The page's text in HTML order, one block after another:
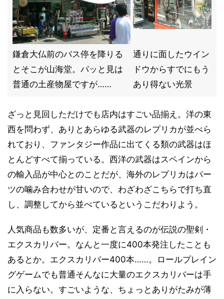
鎌倉大仏前のバス停を降りる
とそこが山海堂。パッと見は
普通の土産物屋ですが……
通りに面したウイン
ドウからすでにもう
あり得ない光景
ざっと見回しただけでも店内はすごい品揃え。洋の東
西を問わず、ありとあらゆる武器のレプリカが並べら
れており、ファンタジー作品に出てくる類の武器はほ
とんどすべて揃っている。西洋の武器はスペインから
の輸入品が中心とのことだが、海外のレプリカはパー
ツの噛み合わせが甘いので、わざわざこちらで打ち直
し、調整してから並べているというこだわりよう。
人気商品も数多いが、定番と言えるのが伝説の聖剣・
エクスカリバー。なんと一度に400本発注したことも
あるとか。エクスカリバー400本……。ロールプレイン
グゲームでも普通そんなに大量のエクスカリバーは手
に入らない。すごいような、ちょっとありがたみが薄